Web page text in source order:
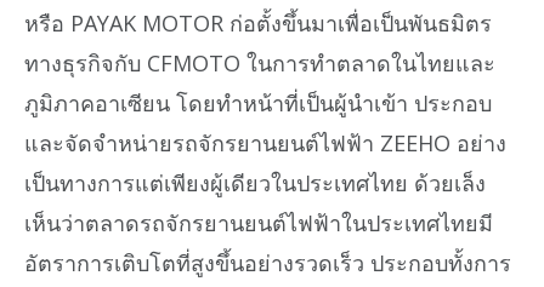
หรือ PAYAK MOTOR ก่อตั้งขึ้นมาเพื่อเป็นพันธมิตร
ทางธุรกิจกับ CFMOTO ในการทำตลาดในไทยและ
ภูมิภาคอาเซียน โดยทำหน้าที่เป็นผู้นำเข้า ประกอบ
และจัดจำหน่ายรถจักรยานยนต์ไฟฟ้า ZEEHO อย่าง
เป็นทางการแต่เพียงผู้เดียวในประเทศไทย ด้วยเล็ง
เห็นว่าตลาดรถจักรยานยนต์ไฟฟ้าในประเทศไทยมี
อัตราการเติบโตที่สูงขึ้นอย่างรวดเร็ว ประกอบทั้งการ